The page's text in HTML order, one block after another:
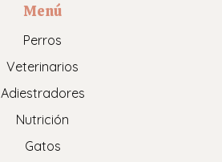
Menú
Perros
Veterinarios
Adiestradores
Nutrición
Gatos